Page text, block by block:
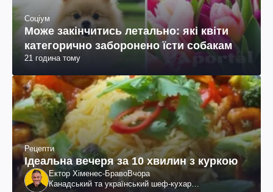
Соціум
Може закінчитись летально: які квіти
категорично заборонено їсти собакам
21 година тому
Рецепти
Ідеальна вечеря за 10 хвилин з куркою
Ектор Хіменес-БравоВчора
Канадський та український шеф-кухар